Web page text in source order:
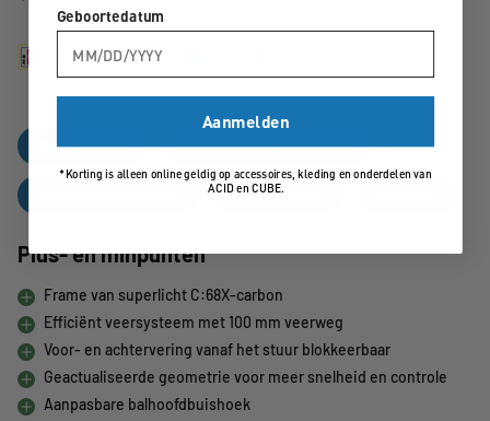
Omschrijving Bijpassende accessoires
Specificaties
Plus- en minpunten
Frame van superlicht C:68X-carbon
Efficiënt veersysteem met 100 mm veerweg
Voor- en achtervering vanaf het stuur blokkeerbaar
Geactualiseerde geometrie voor meer snelheid en controle
Aanpasbare balhoofdbuishoek
Geboortedatum
Aanmelden
*Korting is alleen online geldig op accessoires, kleding en onderdelen van
ACID en CUBE.